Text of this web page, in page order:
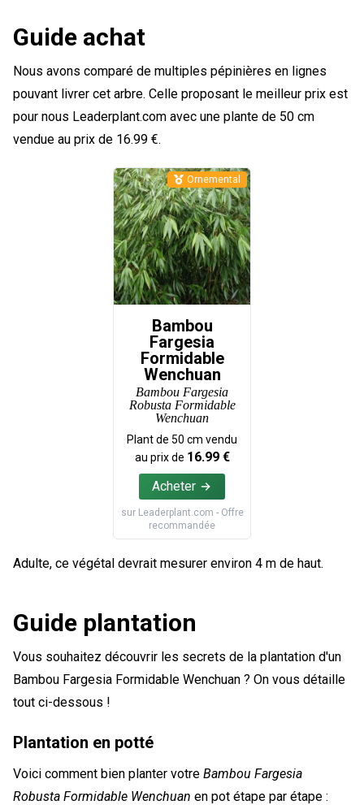
Guide achat
Nous avons comparé de multiples pépinières en lignes
pouvant livrer cet arbre. Celle proposant le meilleur prix est
pour nous Leaderplant.com avec une plante de 50 cm
vendue au prix de 16.99 €.
Bambou
Fargesia
Formidable
Wenchuan
Bambou Fargesia
Robusta Formidable
Wenchuan
Plant de 50 cm vendu
au prix de 16.99€
Acheter
sur Leaderplant.com - Offre
recommandée
Ornemental
Adulte, ce végétal devrait mesurer environ 4 m de haut.
Guide plantation
Vous souhaitez découvrir les secrets de la plantation d'un
Bambou Fargesia Formidable Wenchuan ? On vous détaille
tout ci-dessous !
Plantation en potté
Voici comment bien planter votre Bambou Fargesia
Robusta Formidable Wenchuan en pot étape par étape :